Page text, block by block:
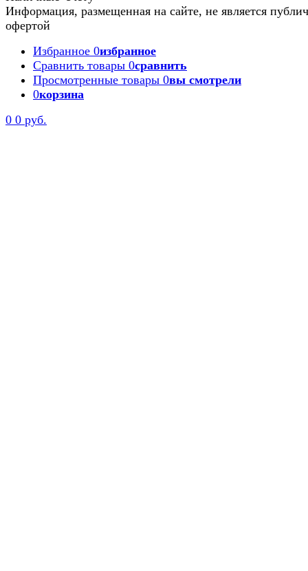
Информация, размещенная на сайте, не является
офертой
Избранное 0избранное
Сравнить товары 0сравнить
Просмотренные товары 0вы смотрели
0корзина
0 0 руб.